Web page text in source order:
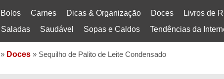
Bolos Carnes Dicas & Organização Doces Livros de
Saladas Saudável Sopas e Caldos Tendências da
» Doces » Sequilho de Palito de Leite Condensado